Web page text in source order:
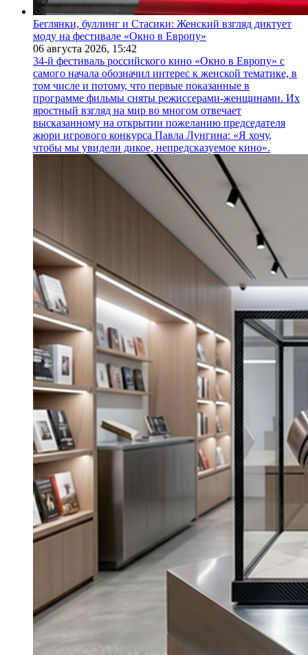
Беглянки, буллинг и Стасики: Женский взгляд диктует
моду на фестивале «Окно в Европу»
06 августа 2026, 15:42
34-й фестиваль российского кино «Окно в Европу» с
самого начала обозначил интерес к женской тематике, в
том числе и потому, что первые показанные в
программе фильмы сняты режиссерами-женщинами. Их
яростный взгляд на мир во многом отвечает
высказанному на открытии пожеланию председателя
жюри игрового конкурса Павла Лунгина: «Я хочу,
чтобы мы увидели дикое, непредсказуемое кино».